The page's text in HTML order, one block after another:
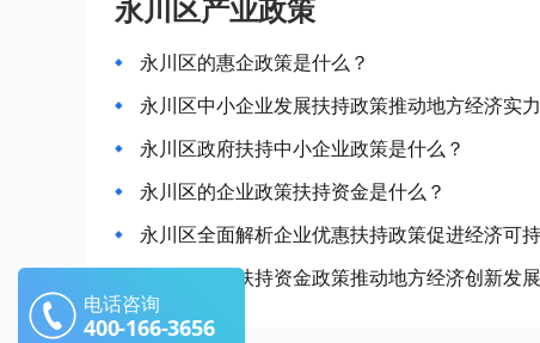
永川区产业政策
永川区的惠企政策是什么？
永川区中小企业发展扶持政策推动地方经济实
永川区政府扶持中小企业政策是什么？
永川区的企业政策扶持资金是什么？
永川区全面解析企业优惠扶持政策促进经济可
永川区企业扶持资金政策推动地方经济创新发展
电话咨询
400-166-3656